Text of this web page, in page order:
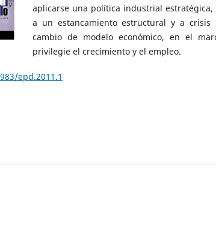
aplicarse una política industrial
a un estancamiento estructural y a
cambio de modelo económico, en el
privilegie el crecimiento y el empleo.
epd.2011.1